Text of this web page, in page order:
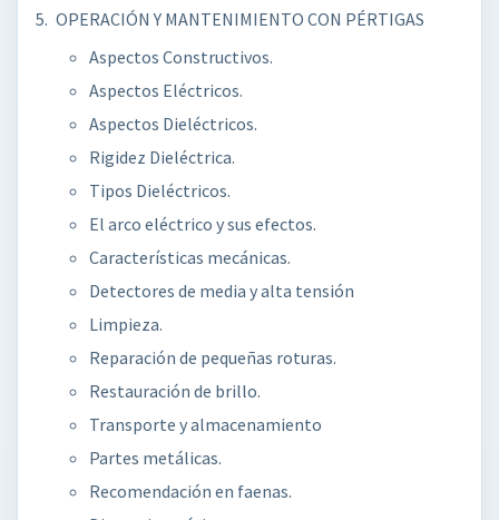
OPERACIÓN Y MANTENIMIENTO CON PÉRTIGAS
Aspectos Constructivos.
Aspectos Eléctricos.
Aspectos Dieléctricos.
Rigidez Dieléctrica.
Tipos Dieléctricos.
El arco eléctrico y sus efectos.
Características mecánicas.
Detectores de media y alta tensión
Limpieza.
Reparación de pequeñas roturas.
Restauración de brillo.
Transporte y almacenamiento
Partes metálicas.
Recomendación en faenas.